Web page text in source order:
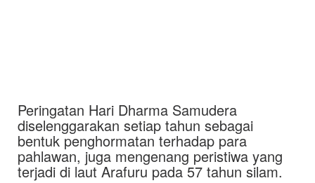
Peringatan Hari Dharma Samudera
diselenggarakan setiap tahun sebagai
bentuk penghormatan terhadap para
pahlawan, juga mengenang peristiwa yang
terjadi di laut Arafuru pada 57 tahun silam.